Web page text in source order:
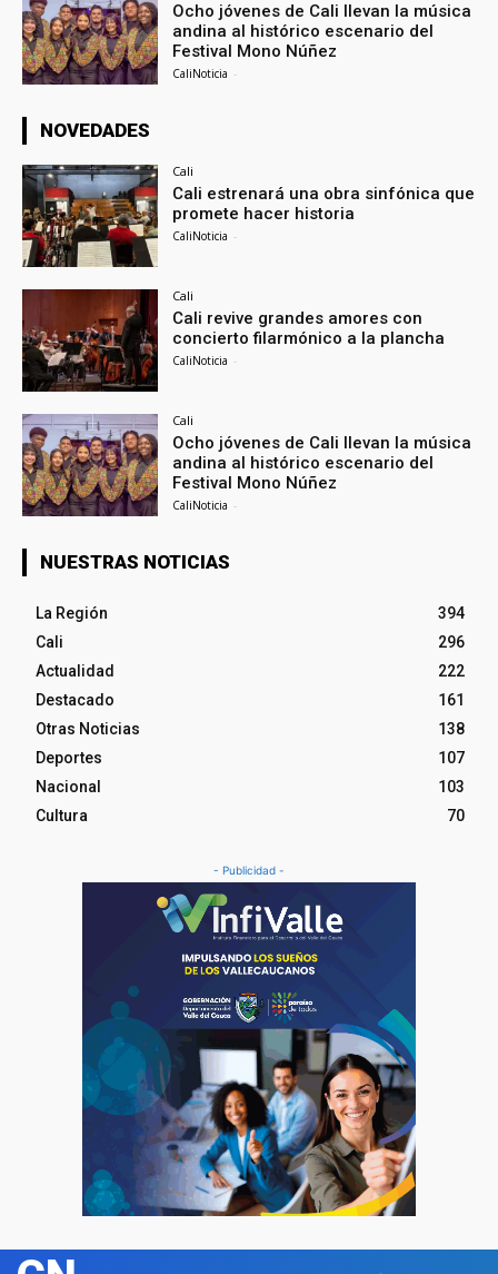
Ocho jóvenes de Cali llevan la música
andina al histórico escenario del
Festival Mono Núñez
CaliNoticia -
NOVEDADES
Cali
Cali estrenará una obra sinfónica que
promete hacer historia
CaliNoticia -
Cali
Cali revive grandes amores con
concierto filarmónico a la plancha
CaliNoticia -
Cali
Ocho jóvenes de Cali llevan la música
andina al histórico escenario del
Festival Mono Núñez
CaliNoticia -
NUESTRAS NOTICIAS
La Región
394
Cali
296
Actualidad
222
Destacado
161
Otras Noticias
138
Deportes
107
Nacional
103
Cultura
70
- Publicidad -